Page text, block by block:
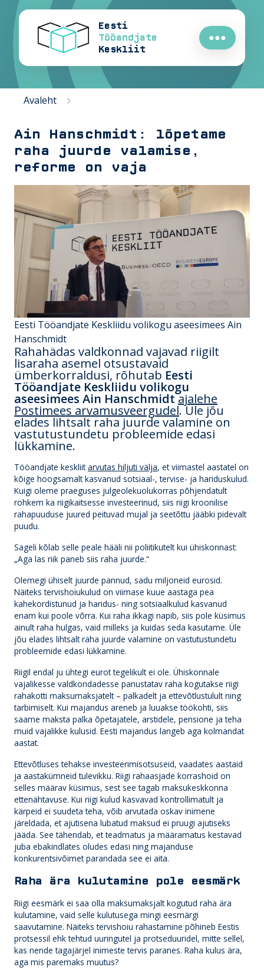
Eesti
Tööandjate
Keskliit
●●●
Avaleht
Ain Hanschmidt: lõpetame
raha juurde valamise,
reforme on vaja
Eesti Tööandjate Keskliidu volikogu aseesimees Ain
Hanschmidt
Rahahädas valdkonnad vajavad riigilt
lisaraha asemel otsustavaid
ümberkorraldusi, rõhutab Eesti
Tööandjate Keskliidu volikogu
aseesimees Ain Hanschmidtajalehe
Postimees arvamusveergudel. Üle jõu
elades lihtsalt raha juurde valamine on
vastutustundetu probleemide edasi
lükkamine.
Tööandjate keskliitarvutas hiljuti välja, et viimastel aastatel on
kõige hoogsamalt kasvanud sotsiaal-, tervise- ja hariduskulud.
Kuigi oleme praeguses julgeolekuolukorras põhjendatult
rohkem ka riigikaitsesse investeerinud, siis riigi kroonilise
rahapuuduse juured peituvad mujal ja seetõttu jääbki pidevalt
puudu.
Sageli kõlab selle peale hääli nii poliitikutelt kui ühiskonnast:
„Aga las riik paneb siis raha juurde.“
Olemegi ühiselt juurde pannud, sadu miljoneid eurosid.
Näiteks tervishoiukulud on viimase kuue aastaga pea
kahekordistunud ja haridus- ning sotsiaalkulud kasvanud
enam kui poole võrra. Kui raha ikkagi napib, siis pole küsimus
ainult raha hulgas, vaid milleks ja kuidas seda kasutame. Üle
jõu elades lihtsalt raha juurde valamine on vastutustundetu
probleemide edasi lükkamine.
Riigil endal ju ühtegi eurot tegelikult ei ole. Ühiskonnale
vajalikesse valdkondadesse panustatav raha kogutakse riigi
rahakotti maksumaksjatelt – palkadelt ja ettevõtlustulult ning
tarbimiselt. Kui majandus areneb ja luuakse töökohti, siis
saame maksta palka õpetajatele, arstidele, pensione ja teha
muid vajalikke kulusid. Eesti majandus langeb aga kolmandat
aastat.
Ettevõtluses tehakse investeerimisotsuseid, vaadates aastaid
ja aastakümneid tulevikku. Riigi rahaasjade korrashoid on
selles määrav küsimus, sest see tagab maksukeskkonna
ettenähtavuse. Kui riigi kulud kasvavad kontrollimatult ja
kärpeid ei suudeta teha, võib arvutada oskav inimene
järeldada, et ajutisena lubatud maksud ei pruugi ajutiseks
jääda. See tähendab, et teadmatus ja määramatus kestavad
juba ebakindlates oludes edasi ning majanduse
konkurentsivõimet parandada see ei aita.
Raha ära kulutamine pole eesmärk
Riigi eesmärk ei saa olla maksumaksjalt kogutud raha ära
kulutamine, vaid selle kulutusega mingi eesmärgi
saavutamine. Näiteks tervishoiu rahastamine põhineb Eestis
protsessil ehk tehtud uuringutel ja protseduuridel, mitte sellel,
kas nende tagajärjel inimeste tervis paranes. Raha kulus ära,
aga mis paremaks muutus?